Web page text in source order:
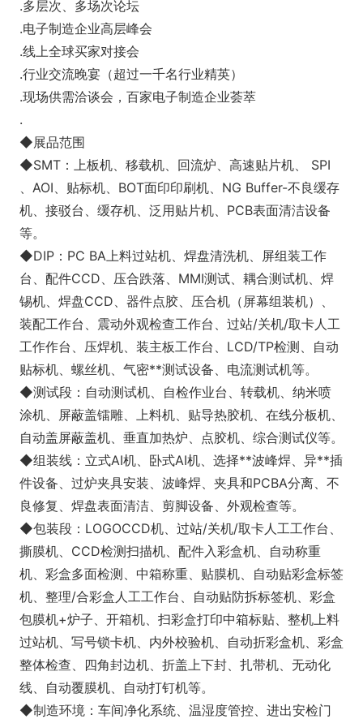
.多层次、多场次论坛
.电子制造企业高层峰会
.线上全球买家对接会
.行业交流晚宴（超过一千名行业精英）
.现场供需洽谈会，百家电子制造企业荟萃
.
◆展品范围
◆SMT：上板机、移载机、回流炉、高速贴片机、 SPI
、AOI、贴标机、BOT面印印刷机、NG Buffer-不良缓存
机、接驳台、缓存机、泛用贴片机、PCB表面清洁设备
等。
◆DIP：PC BA上料过站机、焊盘清洗机、屏组装工作
台、配件CCD、压合跌落、MMI测试、耦合测试机、焊
锡机、焊盘CCD、器件点胶、压合机（屏幕组装机）、
装配工作台、震动外观检查工作台、过站/关机/取卡人工
工作作台、压焊机、装主板工作台、LCD/TP检测、自动
贴标机、螺丝机、气密**测试设备、电流测试机等。
◆测试段：自动测试机、自检作业台、转载机、纳米喷
涂机、屏蔽盖镭雕、上料机、贴导热胶机、在线分板机、
自动盖屏蔽盖机、垂直加热炉、点胶机、综合测试仪等。
◆组装线：立式AI机、卧式AI机、选择**波峰焊、异**插
件设备、过炉夹具安装、波峰焊、夹具和PCBA分离、不
良修复、焊盘表面清洁、剪脚设备、外观检查等。
◆包装段：LOGOCCD机、过站/关机/取卡人工工作台、
撕膜机、CCD检测扫描机、配件入彩盒机、自动称重
机、彩盒多面检测、中箱称重、贴膜机、自动贴彩盒标签
机、整理/合彩盒人工工作台、自动贴防拆标签机、彩盒
包膜机+炉子、开箱机、扫彩盒打印中箱标贴、整机上料
过站机、写号锁卡机、内外校验机、自动折彩盒机、彩盒
整体检查、四角封边机、折盖上下封、扎带机、无动化
线、自动覆膜机、自动打钉机等。
◆制造环境：车间净化系统、温湿度管控、进出安检门